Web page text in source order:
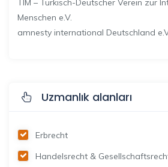
TIM – Türkisch-Deutscher Verein zur
Menschen e.V.
amnesty international Deutschland
Uzmanlık alanları
Erbrecht
Handelsrecht &